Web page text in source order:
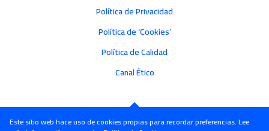
Este sitio web hace uso de cookies propias para recordar preferencias. Lee
Política de Privacidad
Política de ‘Cookies’
Política de Calidad
Canal Ético